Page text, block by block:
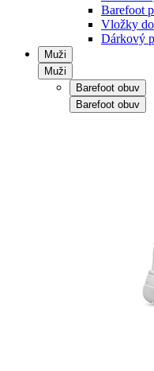
Barefoot
Vložky
Dárkový
Muži
Muži
Barefoot obuv
Barefoot obuv